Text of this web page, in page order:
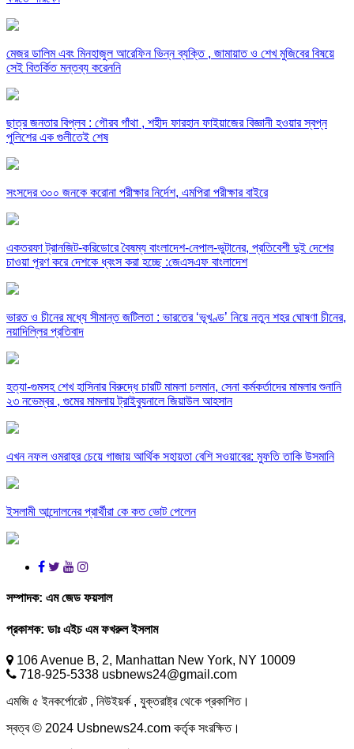
মেজর ডালিম এবং মিনহাজুল আরেফিন ভিন্ন ব্যক্তি , জামায়াত ও শেখ মুজিবের বিষয়ে
সেই বিতর্কিত মন্তব্য করেননি
ছাত্র জনতার বিপ্লব : গৌরব গাঁথা , শহীদ ফারহান ফাইয়াজের বিজ্ঞানী হওয়ার স্বপ্ন
পুলিশের এক গুলীতেই শেষ
সংসদের ৩০০ জনকে করোনা পরীক্ষার নির্দেশ, এমপিরা পরীক্ষার বাইরে
একতরফা ট্রানজিট-করিডোরে বৈষম্য বাংলাদেশ-নেপাল-ভুটানের, প্রতিবেশী দুই দেশের
চাওয়া পূরণ করে দেশকে ধ্বংস করা হচ্ছে :জেএসএফ বাংলাদেশ
ভারত ও চীনের মধ্যে সীমান্ত জটিলতা : ভারতের ‘ভূখণ্ড’ নিয়ে নতুন শহর ঘোষণা চীনের,
নয়াদিল্লির প্রতিবাদ
হত্যা-গুমসহ শেখ হাসিনার বিরুদ্ধে চারটি মামলা চলমান, সেনা কর্মকর্তাদের মামলার শুনানি
২৩ নভেম্বর , গুমের মামলায় ট্রাইব্যুনালে জিয়াউল আহসান
এখন নফল ওমরাহর চেয়ে গাজায় আর্থিক সহায়তা বেশি সওয়াবের: মুফতি তাকি উসমানি
ইসলামী আন্দোলনের প্রার্থীরা কে কত ভোট পেলেন
সম্পাদক: এম জেড ফয়সাল
প্রকাশক: ডাঃ এইচ এম ফখরুল ইসলাম
106 Avenue B, 2, Manhattan New York, NY 10009
718-925-5338 usbnews24@gmail.com
এমজি ৫ ইনকর্পোরেট , নিউইয়র্ক , যুক্তরাষ্ট্র থেকে প্রকাশিত।
স্বত্ব © 2024 Usbnews24.com কর্তৃক সংরক্ষিত।